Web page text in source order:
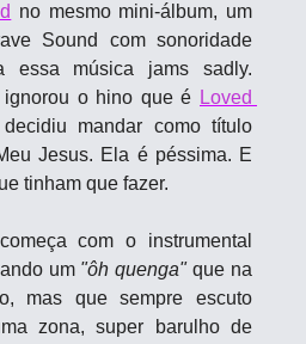
no mesmo mini-álbum, um
Sound com sonoridade
essa música jams sadly.
ignorou o hino que é Loved
mandar como título
Jesus. Ela é péssima. E
tinham que fazer.
com o instrumental
um "ôh quenga" que na
mas que sempre escuto
zona, super barulho de